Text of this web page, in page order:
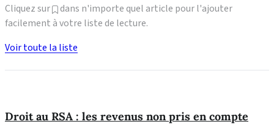
Droit au RSA : les revenus non pris en compte
Cliquez sur
dans n'importe quel article pour l'ajouter
facilement à votre liste de lecture.
Voir toute la liste